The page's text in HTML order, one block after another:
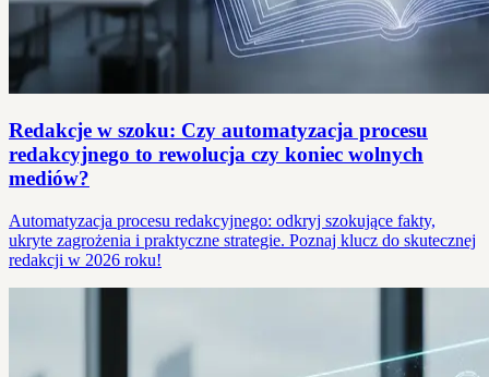
Redakcje w szoku: Czy automatyzacja procesu
redakcyjnego to rewolucja czy koniec wolnych
mediów?
Automatyzacja procesu redakcyjnego: odkryj szokujące fakty,
ukryte zagrożenia i praktyczne strategie. Poznaj klucz do skutecznej
redakcji w 2026 roku!